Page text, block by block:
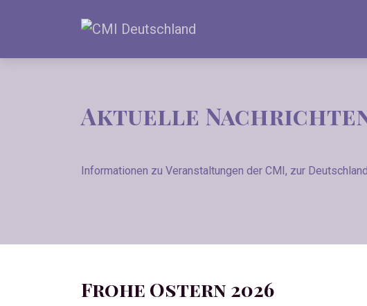
Aktuelle
Informationen zu Veranstaltungen der CMI, zur
Frohe Ostern 2026